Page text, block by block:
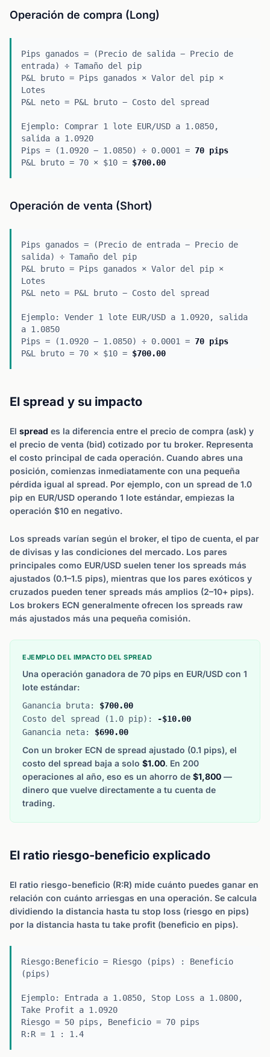
Operación de compra (Long)
Pips ganados = (Precio de salida − Precio de
entrada) ÷ Tamaño del pip
P&L bruto = Pips ganados × Valor del pip ×
Lotes
P&L neto = P&L bruto − Costo del spread
Ejemplo: Comprar 1 lote EUR/USD a 1.0850,
salida a 1.0920
Pips = (1.0920 − 1.0850) ÷ 0.0001 = 70 pips
P&L bruto = 70 × $10 = $700.00
Operación de venta (Short)
Pips ganados = (Precio de entrada − Precio de
salida) ÷ Tamaño del pip
P&L bruto = Pips ganados × Valor del pip ×
Lotes
P&L neto = P&L bruto − Costo del spread
Ejemplo: Vender 1 lote EUR/USD a 1.0920, salida
a 1.0850
Pips = (1.0920 − 1.0850) ÷ 0.0001 = 70 pips
P&L bruto = 70 × $10 = $700.00
El spread y su impacto
El spread es la diferencia entre el precio de compra (ask) y
el precio de venta (bid) cotizado por tu broker. Representa
el costo principal de cada operación. Cuando abres una
posición, comienzas inmediatamente con una pequeña
pérdida igual al spread. Por ejemplo, con un spread de 1.0
pip en EUR/USD operando 1 lote estándar, empiezas la
operación $10 en negativo.
Los spreads varían según el broker, el tipo de cuenta, el par
de divisas y las condiciones del mercado. Los pares
principales como EUR/USD suelen tener los spreads más
ajustados (0.1–1.5 pips), mientras que los pares exóticos y
cruzados pueden tener spreads más amplios (2–10+ pips).
Los brokers ECN generalmente ofrecen los spreads raw
más ajustados más una pequeña comisión.
EJEMPLO DEL IMPACTO DEL SPREAD
Una operación ganadora de 70 pips en EUR/USD con 1
lote estándar:
Ganancia bruta: $700.00
Costo del spread (1.0 pip):
-$10.00
Ganancia neta: $690.00
Con un broker ECN de spread ajustado (0.1 pips), el
costo del spread baja a solo $1.00. En 200
operaciones al año, eso es un ahorro de $1,800 —
dinero que vuelve directamente a tu cuenta de
trading.
El ratio riesgo-beneficio explicado
El ratio riesgo-beneficio (R:R) mide cuánto puedes ganar en
relación con cuánto arriesgas en una operación. Se calcula
dividiendo la distancia hasta tu stop loss (riesgo en pips)
por la distancia hasta tu take profit (beneficio en pips).
Riesgo:Beneficio = Riesgo (pips) : Beneficio
(pips)
Ejemplo: Entrada a 1.0850, Stop Loss a 1.0800,
Take Profit a 1.0920
Riesgo = 50 pips, Beneficio = 70 pips
R:R = 1 : 1.4